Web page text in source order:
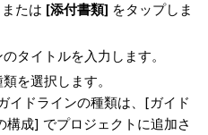
または [添付書類] をタップしま
タイトルを入力します。
を選択します。
イドラインの種類は、[ガイド
成] でプロジェクトに追加さ